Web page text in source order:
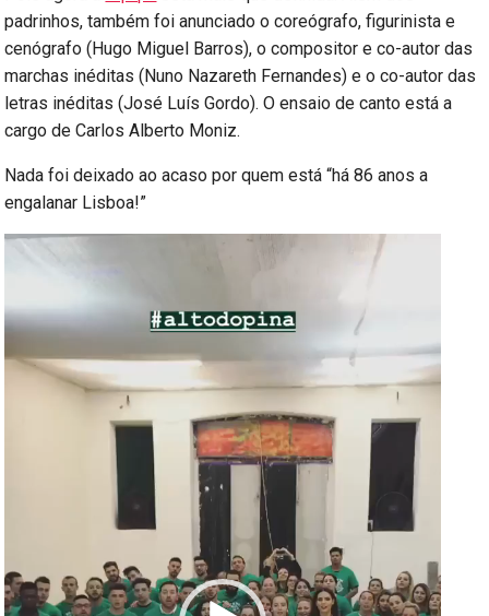
padrinhos, também foi anunciado o coreógrafo, figurinista e
cenógrafo (Hugo Miguel Barros), o compositor e co-autor das
marchas inéditas (Nuno Nazareth Fernandes) e o co-autor das
letras inéditas (José Luís Gordo). O ensaio de canto está a
cargo de Carlos Alberto Moniz.
Nada foi deixado ao acaso por quem está “há 86 anos a
engalanar Lisboa!”